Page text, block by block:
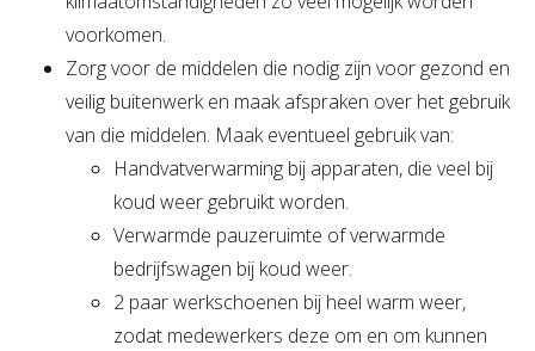
voorkomen.
Zorg voor de middelen die nodig zijn voor gezond en
veilig buitenwerk en maak afspraken over het gebruik
van die middelen. Maak eventueel gebruik van:
Handvatverwarming bij apparaten, die veel bij
koud weer gebruikt worden.
Verwarmde pauzeruimte of verwarmde
bedrijfswagen bij koud weer.
2 paar werkschoenen bij heel warm weer,
zodat medewerkers deze om en om kunnen